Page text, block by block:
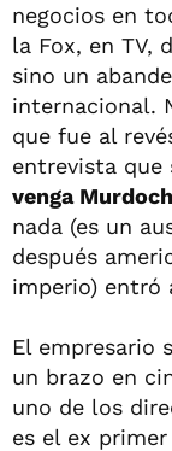
negocios en
la Fox, en TV,
sino un
internacional.
que fue al
entrevista que
venga
nada (es un
después
imperio) entró
El empresario
un brazo en
uno de los
es el ex